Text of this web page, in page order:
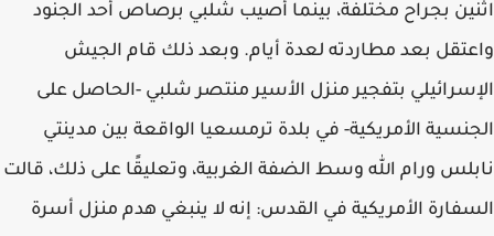
اثنين بجراح مختلفة، بينما أصيب شلبي برصاص أحد الجنود
واعتقل بعد مطاردته لعدة أيام. وبعد ذلك قام الجيش
الإسرائيلي بتفجير منزل الأسير منتصر شلبي -الحاصل على
الجنسية الأمريكية- في بلدة ترمسعيا الواقعة بين مدينتي
نابلس ورام الله وسط الضفة الغربية، وتعليقًا على ذلك، قالت
السفارة الأمريكية في القدس: إنه لا ينبغي هدم منزل أسرة